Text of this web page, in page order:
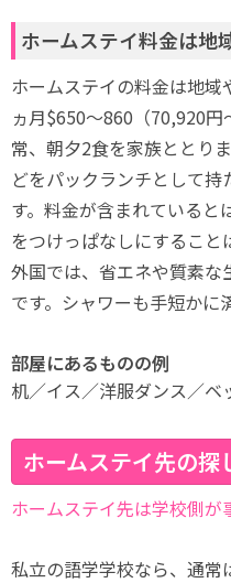
ホームステイ料金は地
ホームステイの料金は地域
ヵ月$650～860（70,920
常、朝夕2食を家族ととり
どをパックランチとして
す。料金が含まれていると
をつけっぱなしにするこ
外国では、省エネや質素
です。シャワーも手短かに
部屋にあるものの例
机／イス／洋服ダンス／
ホームステイ先の探
ホームステイ先は学校側が
私立の語学学校なら、通